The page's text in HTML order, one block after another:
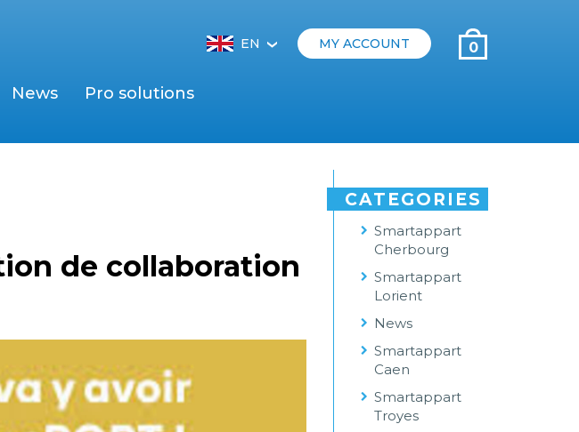
EN‹ MY ACCOUNT 0
News Pro solutions
de collaboration
CATEGORIES
Smartappart
Cherbourg
Smartappart
Lorient
News
Smartappart
Caen
Smartappart
Troyes